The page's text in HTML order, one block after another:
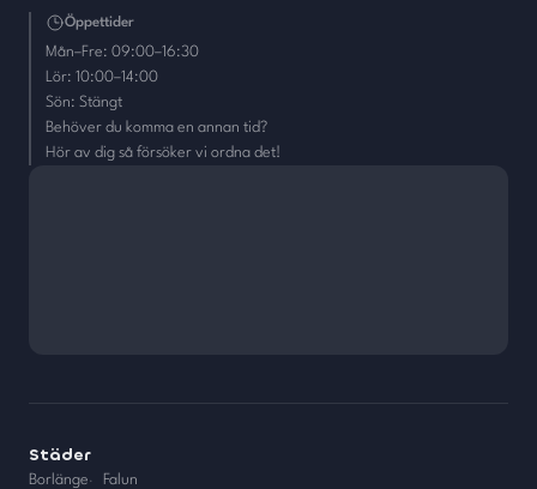
Öppettider
Mån–Fre: 09:00–16:30
Lör: 10:00–14:00
Sön: Stängt
Behöver du komma en annan tid?
Hör av dig så försöker vi ordna det!
Städer
Borlänge· Falun